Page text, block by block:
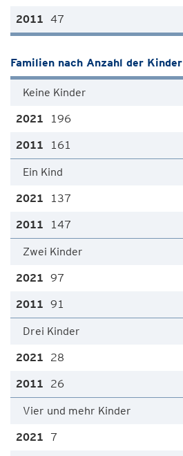
47
Familien nach Anzahl der Kinder
Keine Kinder
196
161
Ein Kind
137
147
Zwei Kinder
97
91
Drei Kinder
28
26
Vier und mehr Kinder
7